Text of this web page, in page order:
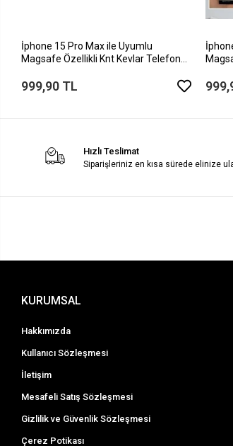
İphone 15 Pro Max ile Uyumlu
Magsafe Özellikli Knt Kevlar Telefon
999,90 TL
Hızlı Teslimat
Siparişleriniz en kısa sürede elinize
KURUMSAL
Hakkımızda
Kullanıcı Sözleşmesi
İletişim
Mesafeli Satış Sözleşmesi
Gizlilik ve Güvenlik Sözleşmesi
Çerez Potikası